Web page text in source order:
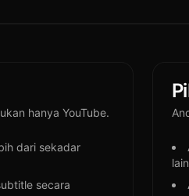
hanya YouTube.
dari sekadar
secara